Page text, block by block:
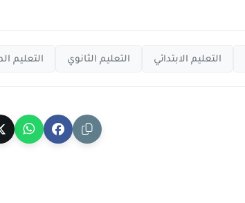
التعليم الابتدائي التعليم الثانوي التعليم